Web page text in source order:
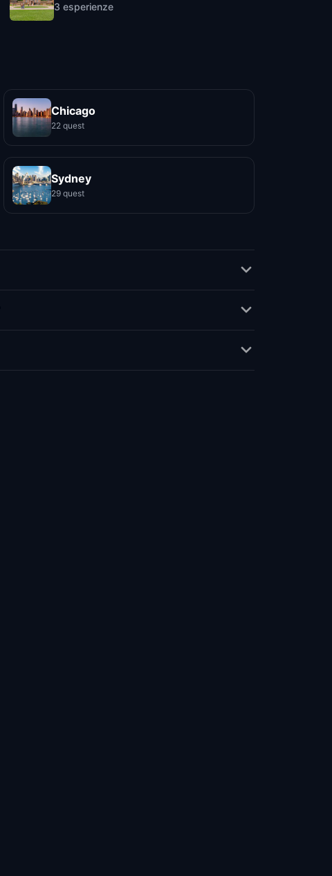
3 esperienze
Chicago
22 quest
Sydney
29 quest